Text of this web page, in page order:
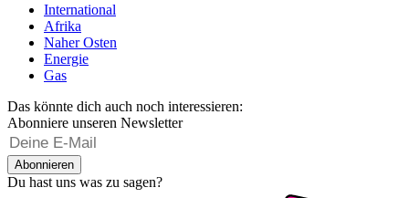
International
Afrika
Naher Osten
Energie
Gas
Das könnte dich auch noch interessieren:
Abonniere unseren Newsletter
Abonnieren
Du hast uns was zu sagen?